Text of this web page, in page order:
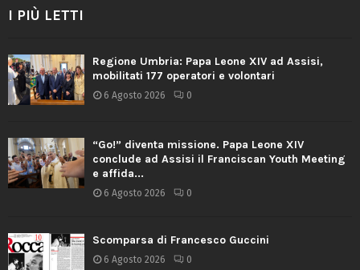
I PIÙ LETTI
Regione Umbria: Papa Leone XIV ad Assisi,
mobilitati 177 operatori e volontari
6 Agosto 2026 0
“Go!” diventa missione. Papa Leone XIV
conclude ad Assisi il Franciscan Youth Meeting
e affida...
6 Agosto 2026 0
Scomparsa di Francesco Guccini
6 Agosto 2026 0